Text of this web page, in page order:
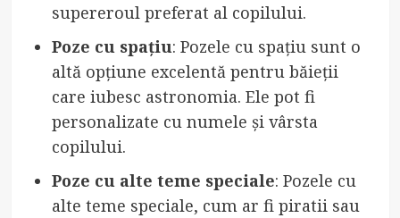
supereroul preferat al copilului.
Poze cu spațiu: Pozele cu spațiu sunt o
altă opțiune excelentă pentru băieții
care iubesc astronomia. Ele pot fi
personalizate cu numele și vârsta
copilului.
Poze cu alte teme speciale: Pozele cu
alte teme speciale, cum ar fi piratii sau